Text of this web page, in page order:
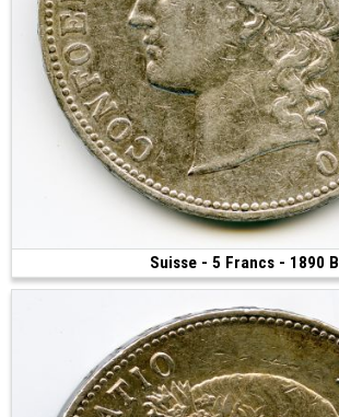
Suisse - 5 Francs - 1890 B
(1890 • Berne • 24.95 g • 37 mm)